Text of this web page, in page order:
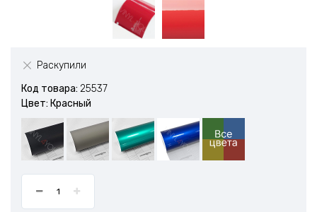
Раскупили
Код товара: 25537
Цвет: Красный